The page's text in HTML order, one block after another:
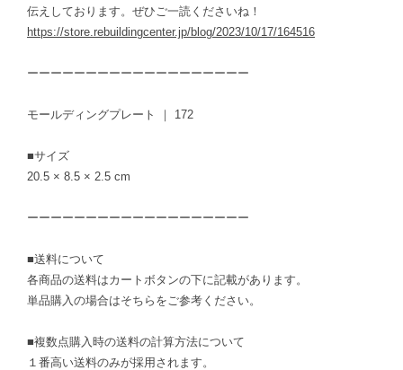
伝えしております。ぜひご一読くださいね！
https://store.rebuildingcenter.jp/blog/2023/10/17/164516
ーーーーーーーーーーーーーーーーーーー
モールディングプレート ｜ 172
■サイズ
20.5 × 8.5 × 2.5 cm
ーーーーーーーーーーーーーーーーーーー
■送料について
各商品の送料はカートボタンの下に記載があります。
単品購入の場合はそちらをご参考ください。
■複数点購入時の送料の計算方法について
１番高い送料のみが採用されます。